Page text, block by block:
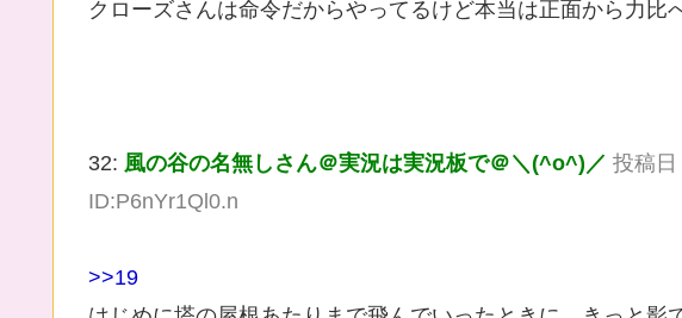
クローズさんは命令だからやってるけど本当は正面から力比
32: 風の谷の名無しさん＠実況は実況板で＠＼(^o^)／ 投稿
ID:P6nYr1Ql0.n
>>19